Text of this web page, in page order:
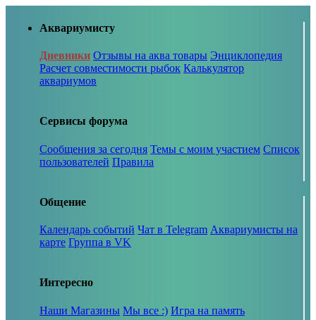
Аквариумисту
Дневники Отзывы на аква товары Энциклопедия
Расчет совместимости рыбок Калькулятор
аквариумов
Сервисы форума
Сообщения за сегодня Темы с моим участием Список
пользователей Правила
Общение
Календарь событий Чат в Telegram Аквариумисты на
карте Группа в VK
Интересно
Наши Магазины Мы все :) Игра на память